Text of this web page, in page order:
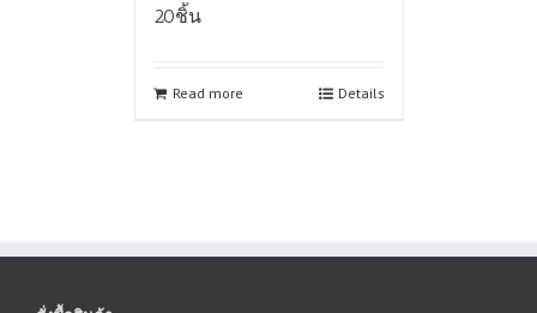
20ชิ้น
Read more Details